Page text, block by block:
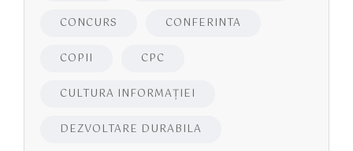
CONCURS CONFERINTA
COPII CPC
CULTURA INFORMAŢIEI
DEZVOLTARE DURABILA